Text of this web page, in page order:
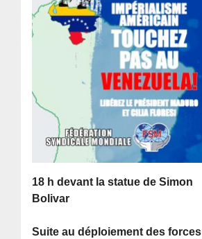
18 h devant la statue de Simon
Bolivar
Suite au déploiement des forces